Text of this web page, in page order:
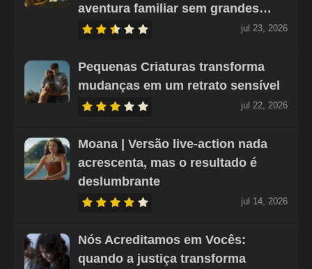
aventura familiar sem grandes…
jul 23, 2026
Pequenas Criaturas transforma
mudanças em um retrato sensível
jul 22, 2026
Moana | Versão live-action nada
acrescenta, mas o resultado é
deslumbrante
jul 14, 2026
Nós Acreditamos em Vocês:
quando a justiça transforma